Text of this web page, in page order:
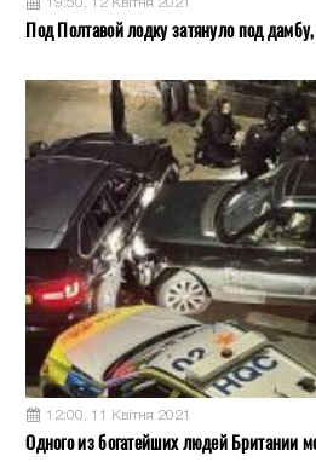
19:50, 12 Квітня 2021
Под Полтавой лодку затянуло под
12:00, 11 Квітня 2021
Одного из богатейших людей Британии